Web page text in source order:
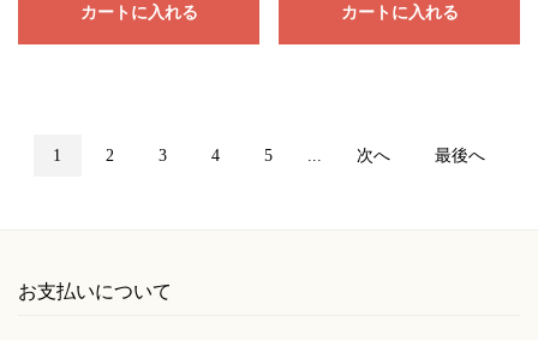
カートに入れる カートに入れる
1 2 3 4 5 ... 次へ 最後へ
お支払いについて